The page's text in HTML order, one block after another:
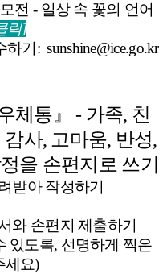
전 - 일상 속 꽃의 언어
릭]
: sunshine@ice.go.kr
체통』 - 가족, 친
사, 고마움, 반성,
을 손편지로 쓰기
받아 작성하기
와 손편지 제출하기
있도록, 선명하게 찍은
세요)